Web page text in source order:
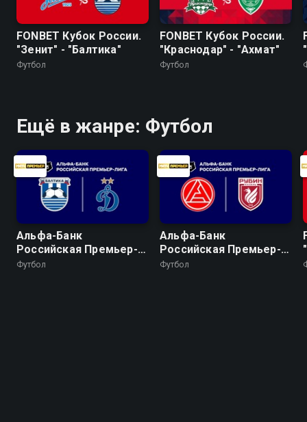
FONBET Кубок России.
"Зенит" - "Балтика"
Футбол
FONBET Кубок России.
"Краснодар" - "Ахмат"
Футбол
Ещё в жанре: Футбол
Альфа-Банк
Российская Премьер-
Лига. Тур 2. "Балтика" -
Футбол
Альфа-Банк
Российская Премьер-
Лига. Тур 2. "Акрон" -
Футбол